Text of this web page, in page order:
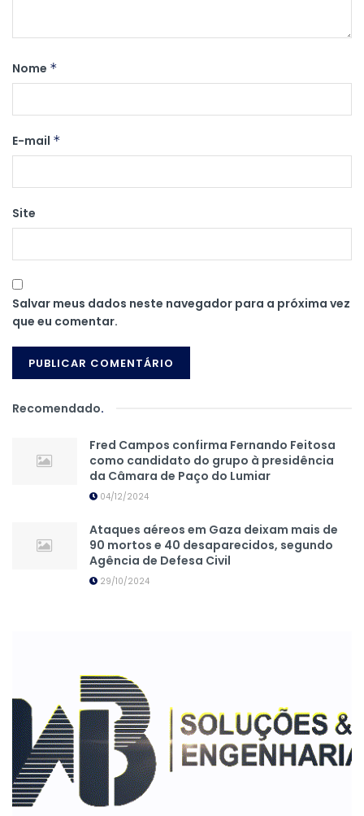
Nome *
E-mail *
Site
Salvar meus dados neste navegador para a próxima vez
que eu comentar.
Recomendado.
Fred Campos confirma Fernando Feitosa
como candidato do grupo à presidência
da Câmara de Paço do Lumiar
04/12/2024
Ataques aéreos em Gaza deixam mais de
90 mortos e 40 desaparecidos, segundo
Agência de Defesa Civil
29/10/2024